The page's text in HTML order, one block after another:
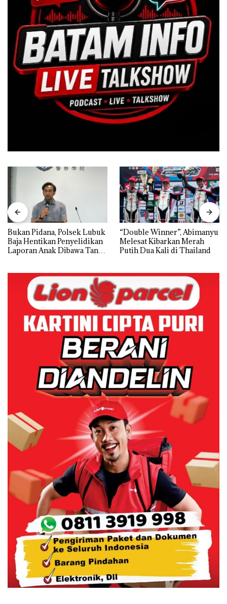
Bukan Pidana, Polsek Lubuk
Baja Hentikan Penyelidikan
Laporan Anak Dibawa Tanpa
“Double Winner”, Abimanyu
Melesat Kibarkan Merah
Putih Dua Kali di Thailand